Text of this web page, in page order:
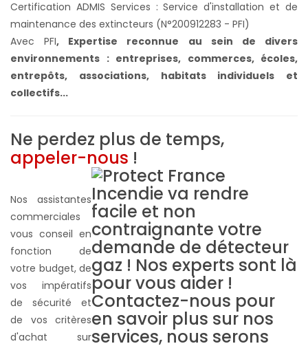
Certification ADMIS Services : Service d'installation et de
maintenance des extincteurs (N°200912283 - PFI)
Avec PFI, Expertise reconnue au sein de divers
environnements : entreprises, commerces, écoles,
entrepôts, associations, habitats individuels et
collectifs...
Ne perdez plus de temps,
appeler-nous !
Nos assistantes
commerciales
vous conseil en
fonction de
votre budget, de
vos impératifs
de sécurité et
de vos critères
d'achat sur